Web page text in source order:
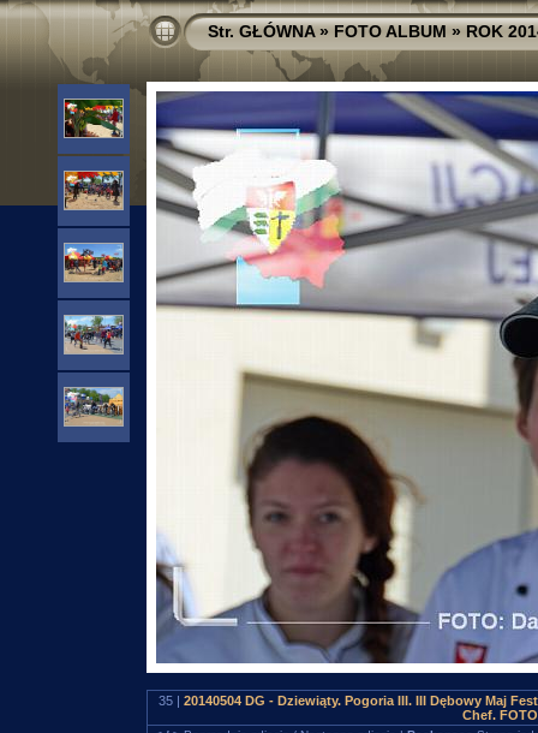
Str. GŁÓWNA»FOTO ALBUM»ROK
35 | 20140504 DG - Dziewiąty. Pogoria III. III Dębowy Maj
Chef.